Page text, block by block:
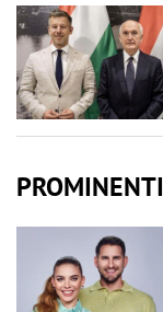
PROMINENTI